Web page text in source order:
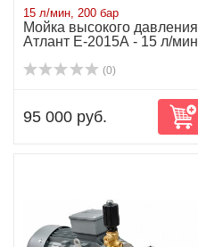
15 л/мин, 200 бар
Мойка высокого давления
Атлант Е-2015А - 15 л/мин
(0)
95 000 руб.